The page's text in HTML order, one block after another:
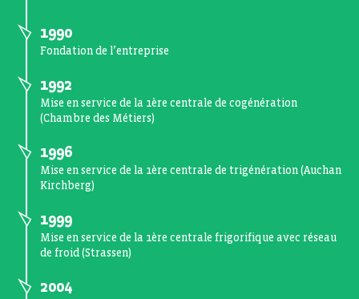
1990
Fondation de l’entreprise
1992
Mise en service de la 1ère centrale de cogénération
(Chambre des Métiers)
1996
Mise en service de la 1ère centrale de trigénération (Auchan
Kirchberg)
1999
Mise en service de la 1ère centrale frigorifique avec réseau
de froid (Strassen)
2004